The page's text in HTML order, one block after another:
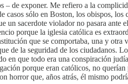
de exponer. Me refiero a la
sólo en Boston, los obispos, los
un sacerdote violador no pasara ante
porque la iglesia católica es
que se comportaba, una y otra
de la seguridad de los ciudadanos.
que todo era una conspiración
porque eran católicos, no querían
horror que, años atrás, él mismo